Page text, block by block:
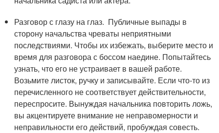
Разговор с глазу на глаз. Публичные выпады в
сторону начальства чреваты неприятными
последствиями. Чтобы их избежать, выберите место и
время для разговора с боссом наедине. Попытайтесь
узнать, что его не устраивает в вашей работе.
Возьмите листок, ручку и записывайте. Если что-то из
перечисленного не соответствует действительности,
переспросите. Вынуждая начальника повторить ложь,
вы акцентируете внимание не неправомерности и
неправильности его действий, пробуждая совесть.